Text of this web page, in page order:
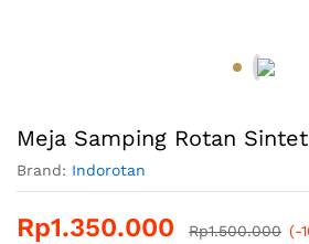
Meja Samping Rotan
Brand: Indorotan
Rp1.350.000 Rp1.500.000 (-